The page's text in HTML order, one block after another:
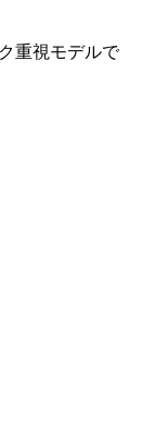
重視モデルで